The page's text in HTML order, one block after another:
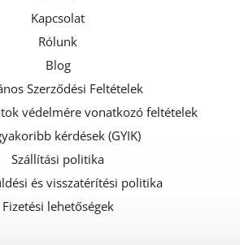
Kapcsolat
Rólunk
Blog
Szerződési Feltételek
védelmére vonatkozó feltételek
kérdések (GYIK)
Szállítási politika
és visszatérítési politika
Fizetési lehetőségek